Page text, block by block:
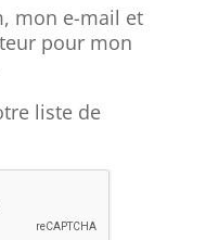
mon e-mail et
pour mon
liste de